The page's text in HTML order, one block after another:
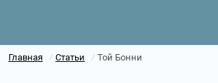
Главная / Статьи / Той Бонни